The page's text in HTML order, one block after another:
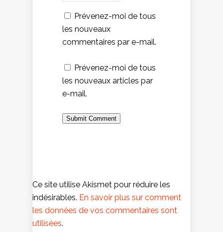
Prévenez-moi de tous
les nouveaux
commentaires par e-mail.
Prévenez-moi de tous
les nouveaux articles par
e-mail.
Ce site utilise Akismet pour réduire les
indésirables. En savoir plus sur comment
les données de vos commentaires sont
utilisées.